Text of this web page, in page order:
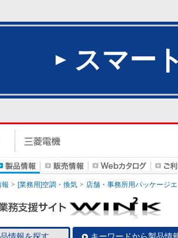
スマー
報 [業務用]空調・換気 店舗・事務所用パッケージ